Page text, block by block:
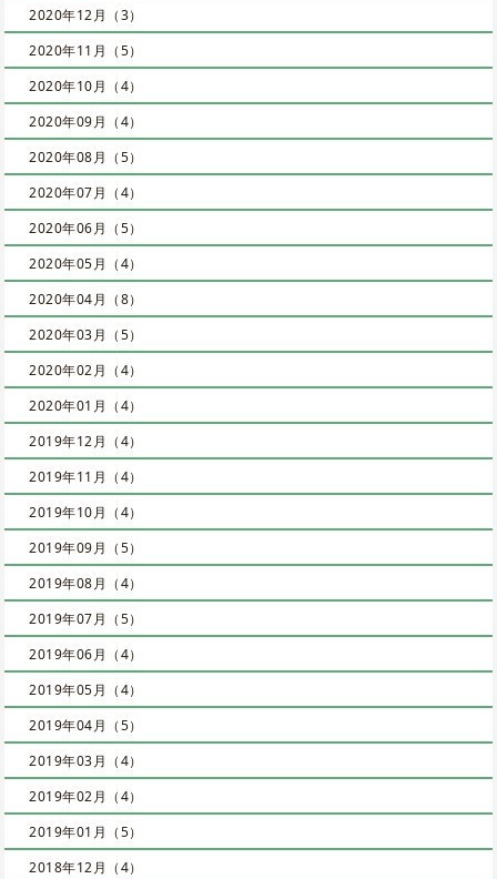
2020年12月（3）
2020年11月（5）
2020年10月（4）
2020年09月（4）
2020年08月（5）
2020年07月（4）
2020年06月（5）
2020年05月（4）
2020年04月（8）
2020年03月（5）
2020年02月（4）
2020年01月（4）
2019年12月（4）
2019年11月（4）
2019年10月（4）
2019年09月（5）
2019年08月（4）
2019年07月（5）
2019年06月（4）
2019年05月（4）
2019年04月（5）
2019年03月（4）
2019年02月（4）
2019年01月（5）
2018年12月（4）